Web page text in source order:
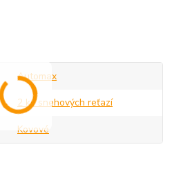
Automax
2 ks snehových reťazí
Kovové